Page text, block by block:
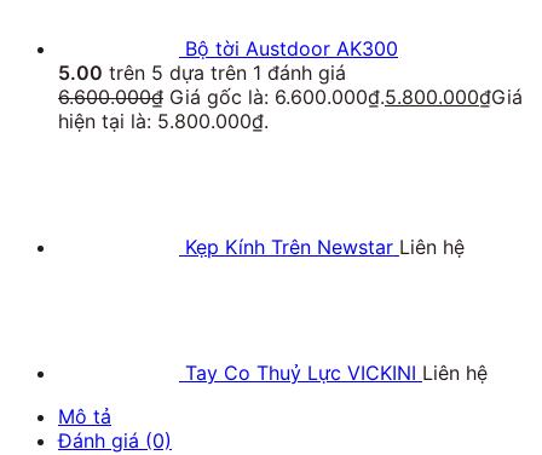
Bộ tời Austdoor AK300
5.00 trên 5 dựa trên 1 đánh giá
6.600.000₫ Giá gốc là: 6.600.000₫.5.800.000₫Giá
hiện tại là: 5.800.000₫.
Kẹp Kính Trên Newstar Liên hệ
Tay Co Thuỷ Lực VICKINI Liên hệ
Mô tả
Đánh giá (0)